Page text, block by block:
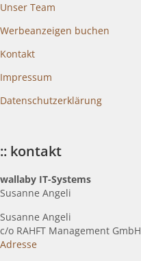
Unser Team
Werbeanzeigen buchen
Kontakt
Impressum
Datenschutzerklärung
:: kontakt
wallaby IT-Systems
Susanne Angeli
Susanne Angeli
c/o RAHFT Management GmbH
Adresse